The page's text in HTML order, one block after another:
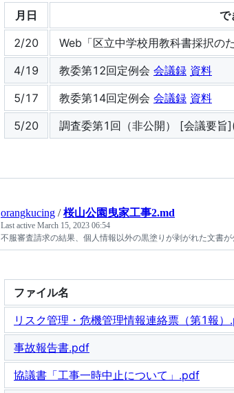
月日 で
2/20
Web「区立中学校用教科書採択の
4/19
教委第12回定例会 会議録 資料
5/17
教委第14回定例会 会議録 資料
5/20
調査委第1回（非公開） [会議要
orangkucing /桜山公園曳家工事2.md
Last active March 15, 2023 06:54
不服審査請求の結果、個人情報以外の黒塗りが剥がれた文書が
ファイル名
リスク管理・危機管理情報連絡票（第1報
事故報告書.pdf
協議書「工事一時中止について」.pdf